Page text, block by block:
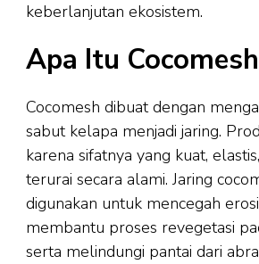
keberlanjutan ekosistem.
Apa Itu
Cocomesh dibuat dengan
sabut kelapa menjadi jaring.
karena sifatnya yang kuat,
terurai secara alami. Jaring
digunakan untuk mencegah
membantu proses revegetasi
serta melindungi pantai dari